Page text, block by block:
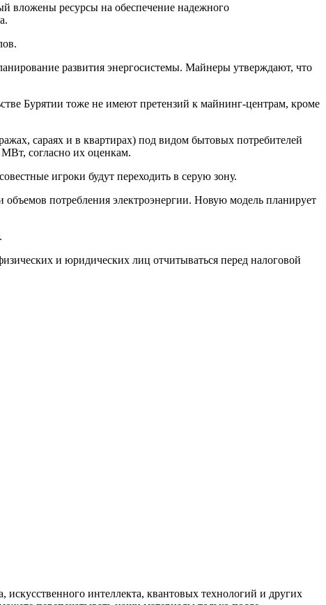
вложены ресурсы на обеспечение надежного
развития энергосистемы. Майнеры утверждают, что
Бурятии тоже не имеют претензий к майнинг-центрам, кроме
сараях и в квартирах) под видом бытовых потребителей
согласно их оценкам.
игроки будут переходить в серую зону.
потребления электроэнергии. Новую модель планирует
.
и юридических лиц отчитываться перед налоговой
интеллекта, квантовых технологий и других